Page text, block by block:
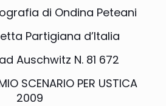
di Ondina Peteani
Partigiana d’Italia
Auschwitz N. 81 672
SCENARIO PER USTICA
2009